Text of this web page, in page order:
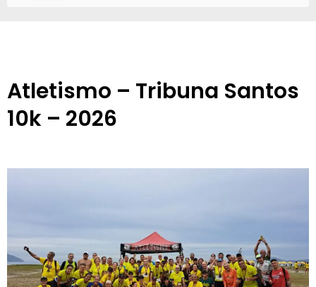
Atletismo – Tribuna Santos
10k – 2026